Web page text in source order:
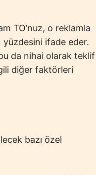
TO’nuz, o reklamla
yüzdesini ifade eder.
da nihai olarak teklif
diğer faktörleri
bazı özel